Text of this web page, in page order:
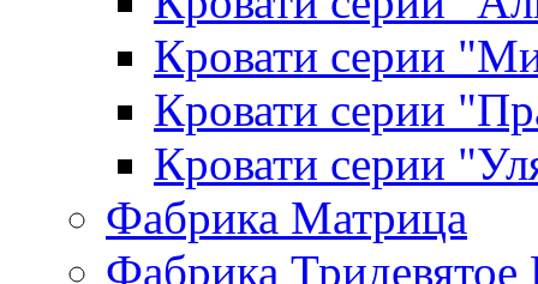
Кровати серии
Кровати серии
Кровати серии
Фабрика Матрица
Фабрика Тридевятое